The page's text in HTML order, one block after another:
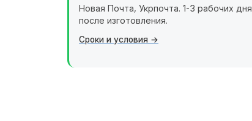
Новая Почта, Укрпочта. 1-3 рабочих дня
после изготовления.
Сроки и условия